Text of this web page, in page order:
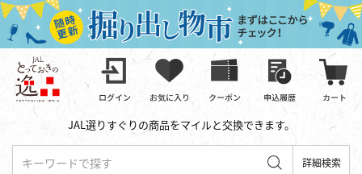
JAL選りすぐりの商品をマイルと交換できます。
キーワードで探す 詳細検索